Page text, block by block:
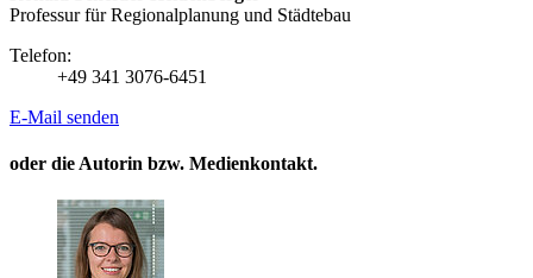
Professur für Regional­planung und Städtebau
Telefon:
+49 341 3076-6451
E-Mail senden
oder die Autorin bzw. Medienkontakt.